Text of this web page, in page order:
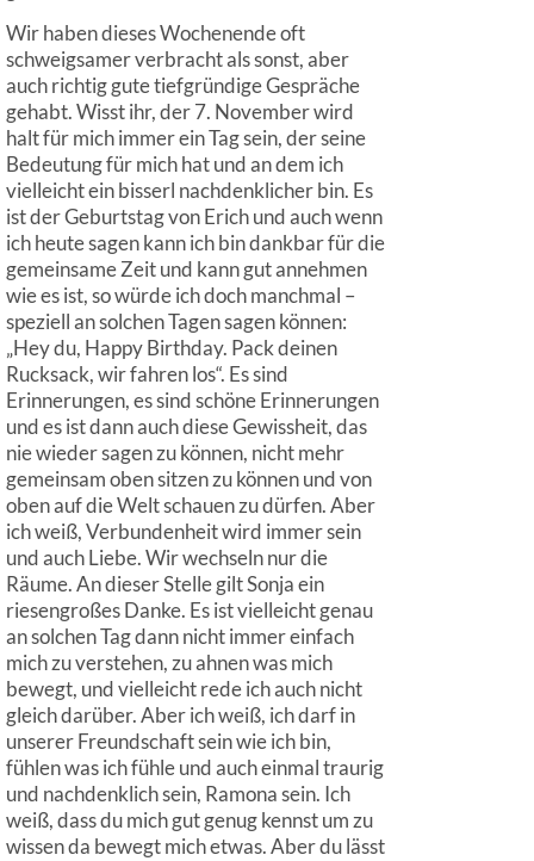
Wir haben dieses Wochenende oft
schweigsamer verbracht als sonst, aber
auch richtig gute tiefgründige Gespräche
gehabt. Wisst ihr, der 7. November wird
halt für mich immer ein Tag sein, der seine
Bedeutung für mich hat und an dem ich
vielleicht ein bisserl nachdenklicher bin. Es
ist der Geburtstag von Erich und auch wenn
ich heute sagen kann ich bin dankbar für die
gemeinsame Zeit und kann gut annehmen
wie es ist, so würde ich doch manchmal –
speziell an solchen Tagen sagen können:
„Hey du, Happy Birthday. Pack deinen
Rucksack, wir fahren los“. Es sind
Erinnerungen, es sind schöne Erinnerungen
und es ist dann auch diese Gewissheit, das
nie wieder sagen zu können, nicht mehr
gemeinsam oben sitzen zu können und von
oben auf die Welt schauen zu dürfen. Aber
ich weiß, Verbundenheit wird immer sein
und auch Liebe. Wir wechseln nur die
Räume. An dieser Stelle gilt Sonja ein
riesengroßes Danke. Es ist vielleicht genau
an solchen Tag dann nicht immer einfach
mich zu verstehen, zu ahnen was mich
bewegt, und vielleicht rede ich auch nicht
gleich darüber. Aber ich weiß, ich darf in
unserer Freundschaft sein wie ich bin,
fühlen was ich fühle und auch einmal traurig
und nachdenklich sein, Ramona sein. Ich
weiß, dass du mich gut genug kennst um zu
wissen da bewegt mich etwas. Aber du lässt